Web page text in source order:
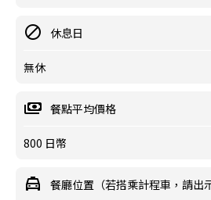
休息日
無休
餐點平均價格
800 日幣
餐廳位置（若搭乘計程車，請出